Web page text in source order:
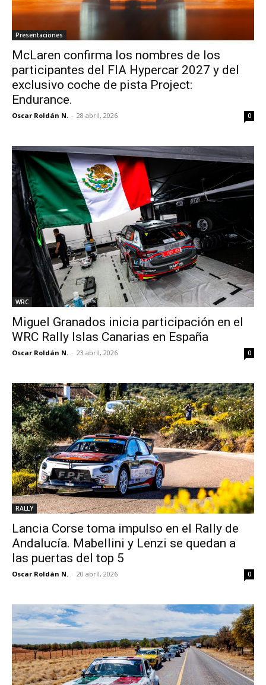
Presentaciones
McLaren confirma los nombres de los
participantes del FIA Hypercar 2027 y del
exclusivo coche de pista Project:
Endurance.
Oscar Roldán N. - 28 abril, 2026 0
WRC
Miguel Granados inicia participación en el
WRC Rally Islas Canarias en España
Oscar Roldán N. - 23 abril, 2026 0
RALLY
Lancia Corse toma impulso en el Rally de
Andalucía. Mabellini y Lenzi se quedan a
las puertas del top 5
Oscar Roldán N. - 20 abril, 2026 0